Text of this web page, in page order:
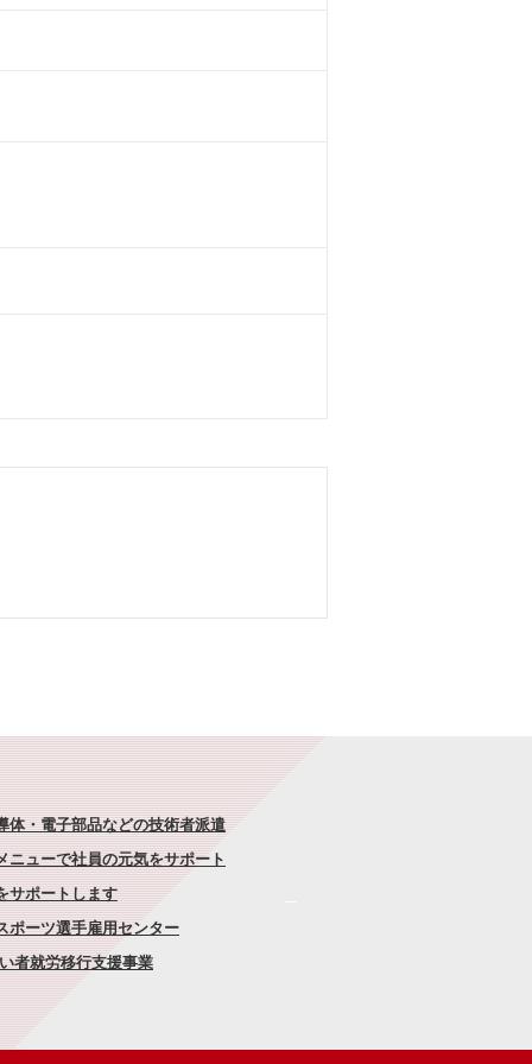
体・電子部品などの技術者派遣
ニューで社員の元気をサポート
サポートします
ポーツ選手雇用センター
者就労移行支援事業